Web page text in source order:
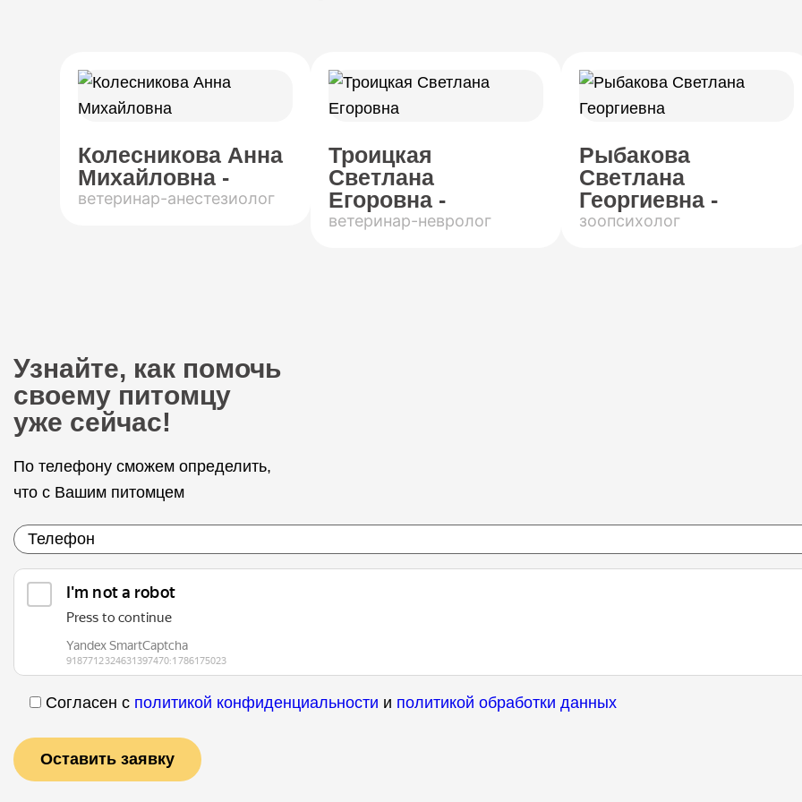
Колесникова Анна
Михайловна -
ветеринар-анестезиолог
Троицкая
Светлана
Егоровна -
ветеринар-невролог
Рыбакова
Светлана
Георгиевна -
зоопсихолог
Узнайте, как помочь
своему питомцу
уже сейчас!
По телефону сможем определить,
что с Вашим питомцем
Согласен с политикой конфиденциальности и политикой обработки данных